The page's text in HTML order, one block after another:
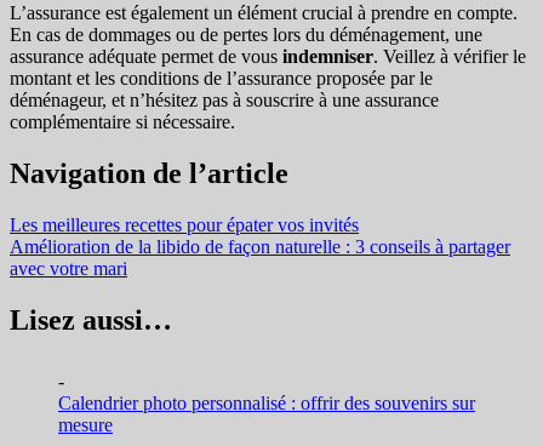
L’assurance est également un élément crucial à prendre en compte.
En cas de dommages ou de pertes lors du déménagement, une
assurance adéquate permet de vous indemniser. Veillez à vérifier le
montant et les conditions de l’assurance proposée par le
déménageur, et n’hésitez pas à souscrire à une assurance
complémentaire si nécessaire.
Navigation de l’article
Les meilleures recettes pour épater vos invités
Amélioration de la libido de façon naturelle : 3 conseils à partager
avec votre mari
Lisez aussi…
-
Calendrier photo personnalisé : offrir des souvenirs sur
mesure